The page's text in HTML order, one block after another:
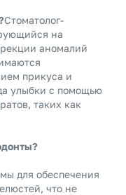
Стоматолог-
на
аномалий
прикуса и
улыбки с помощью
таких как
для обеспечения
что не